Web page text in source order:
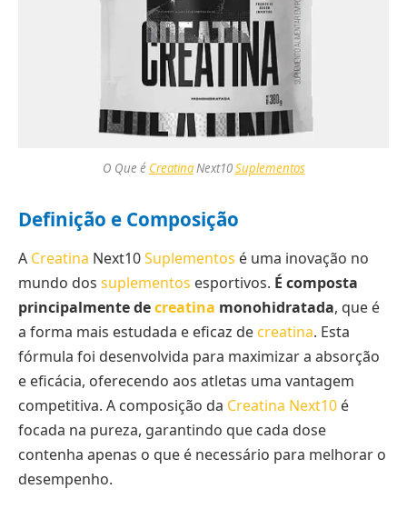
O Que é CreatinaNext10Suplementos
Definição e Composição
A Creatina Next10Suplementos é uma inovação no
mundo dos suplementos esportivos. É composta
principalmente decreatina monohidratada, que é
a forma mais estudada e eficaz de creatina. Esta
fórmula foi desenvolvida para maximizar a absorção
e eficácia, oferecendo aos atletas uma vantagem
competitiva. A composição da Creatina Next10 é
focada na pureza, garantindo que cada dose
contenha apenas o que é necessário para melhorar o
desempenho.